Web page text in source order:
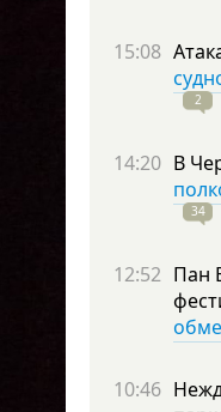
15:08
2
14:20 В
34
12:52 Пан
10:46